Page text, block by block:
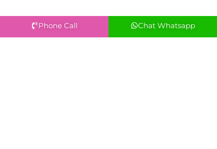
Phone Call Chat Whatsapp